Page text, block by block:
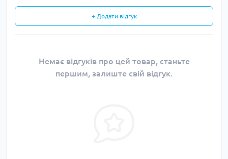
+ Додати відгук
Немає відгуків про цей товар, станьте
першим, залиште свій відгук.